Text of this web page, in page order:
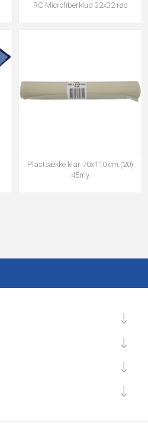
RC Microfiberklud 32x32 rød
Plastsække klar 70x110 cm.(20)
45my